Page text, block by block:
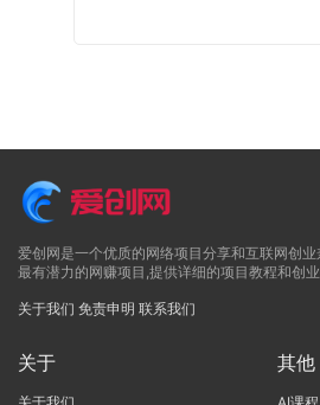
爱创网是一个优质的网络项目分享和互联网创
最有潜力的网赚项目,提供详细的项目教程和创
关于我们 免责申明 联系我们
关于 其他